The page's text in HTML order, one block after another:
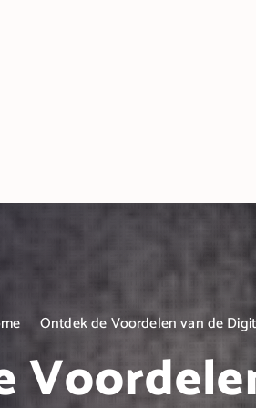
Ontdek de Voordelen van de